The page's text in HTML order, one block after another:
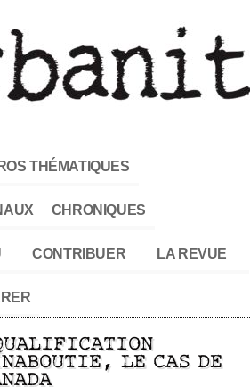
THÉMATIQUES
CHRONIQUES
CONTRIBUER LA REVUE
LE CAS DE